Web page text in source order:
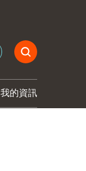
我的資訊